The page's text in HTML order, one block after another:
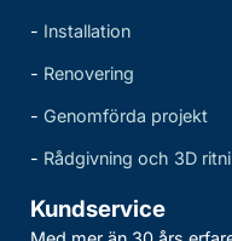
- Installation
- Renovering
- Genomförda projekt
- Rådgivning och 3D
Kundservice